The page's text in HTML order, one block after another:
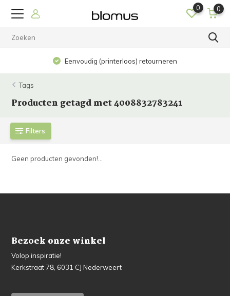
0 0
Eenvoudig (printerloos) retourneren
Tags
Producten getagd met 4008832783241
Filters
Geen producten gevonden!...
Bezoek onze winkel
Volop inspiratie!
Kerkstraat 78, 6031 CJ Nederweert